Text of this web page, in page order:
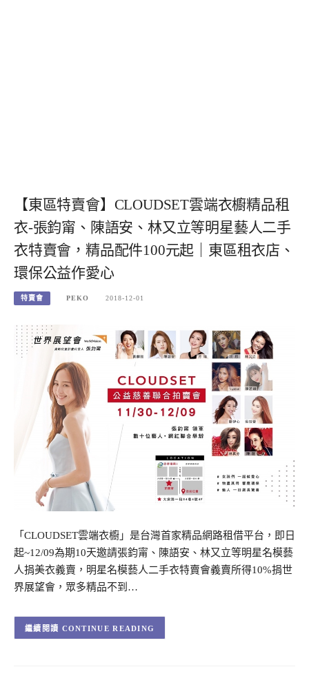
【東區特賣會】CLOUDSET雲端衣櫥精品租
衣-張鈞甯、陳語安、林又立等明星藝人二手
衣特賣會，精品配件100元起｜東區租衣店、
環保公益作愛心
特賣會 PEKO 2018-12-01
「CLOUDSET雲端衣櫥」是台灣首家精品網路租借平台，即日
起~12/09為期10天邀請張鈞甯、陳語安、林又立等明星名模藝
人捐美衣義賣，明星名模藝人二手衣特賣會義賣所得10%捐世
界展望會，眾多精品不到…
CONTINUE READING